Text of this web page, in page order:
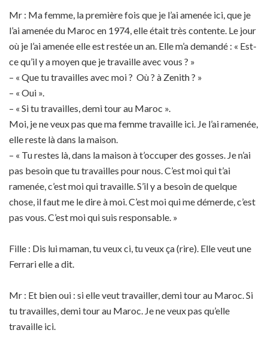
Mr : Ma femme, la première fois que je l’ai amenée ici, que je
l’ai amenée du Maroc en 1974, elle était très contente. Le jour
où je l’ai amenée elle est restée un an. Elle m’a demandé : « Est-
ce qu’il y a moyen que je travaille avec vous ? »
– « Que tu travailles avec moi ? Où ? à Zenith ? »
– « Oui ».
– « Si tu travailles, demi tour au Maroc ».
Moi, je ne veux pas que ma femme travaille ici. Je l’ai ramenée,
elle reste là dans la maison.
– « Tu restes là, dans la maison à t’occuper des gosses. Je n’ai
pas besoin que tu travailles pour nous. C’est moi qui t’ai
ramenée, c’est moi qui travaille. S’il y a besoin de quelque
chose, il faut me le dire à moi. C’est moi qui me démerde, c’est
pas vous. C’est moi qui suis responsable. »
Fille : Dis lui maman, tu veux ci, tu veux ça (rire). Elle veut une
Ferrari elle a dit.
Mr : Et bien oui : si elle veut travailler, demi tour au Maroc. Si
tu travailles, demi tour au Maroc. Je ne veux pas qu’elle
travaille ici.